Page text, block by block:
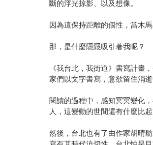
斷的浮光掠影、以及想像。
因為這保持距離的個性，當木
那，是什麼隱隱吸引著我呢？
《我台北，我街道》書寫計畫
家們以文字書寫，意欲留住消
閱讀的過程中，感知冥冥變化
人，這變動的世間還有什麼比
然後，台北也有了由作家胡晴